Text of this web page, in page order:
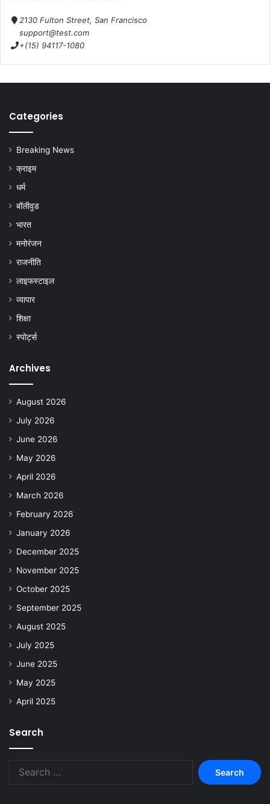
2130 Fulton Street, San Francisco
support@test.com
+(15) 94117-1080
Categories
Breaking News
क्राइम
धर्म
बॉलीवुड
भारत
मनोरंजन
राजनीति
लाइफस्टाइल
व्यापार
शिक्षा
स्पोर्ट्स
Archives
August 2026
July 2026
June 2026
May 2026
April 2026
March 2026
February 2026
January 2026
December 2025
November 2025
October 2025
September 2025
August 2025
July 2025
June 2025
May 2025
April 2025
Search